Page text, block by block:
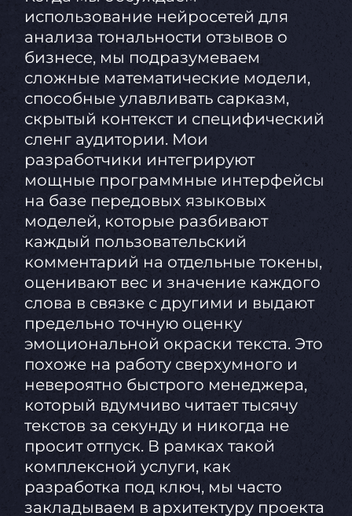
использование нейросетей для
анализа тональности отзывов о
бизнесе, мы подразумеваем
сложные математические модели,
способные улавливать сарказм,
скрытый контекст и специфический
сленг аудитории. Мои
разработчики интегрируют
мощные программные интерфейсы
на базе передовых языковых
моделей, которые разбивают
каждый пользовательский
комментарий на отдельные токены,
оценивают вес и значение каждого
слова в связке с другими и выдают
предельно точную оценку
эмоциональной окраски текста. Это
похоже на работу сверхумного и
невероятно быстрого менеджера,
который вдумчиво читает тысячу
текстов за секунду и никогда не
просит отпуск. В рамках такой
комплексной услуги, как
разработка под ключ, мы часто
закладываем в архитектуру проекта